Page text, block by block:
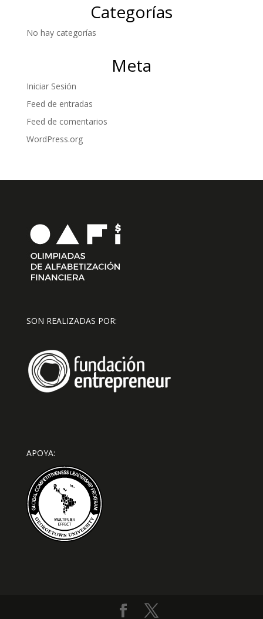
Categorías
No hay categorías
Meta
Iniciar Sesión
Feed de entradas
Feed de comentarios
WordPress.org
SON REALIZADAS POR:
APOYA: